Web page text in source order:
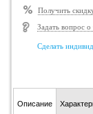
Получить
Задать вопрос о
Сделать
Описание